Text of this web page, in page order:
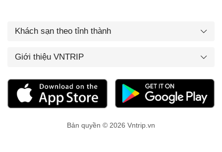
Khách sạn theo tỉnh thành
Giới thiệu VNTRIP
Bản quyền © 2026 Vntrip.vn